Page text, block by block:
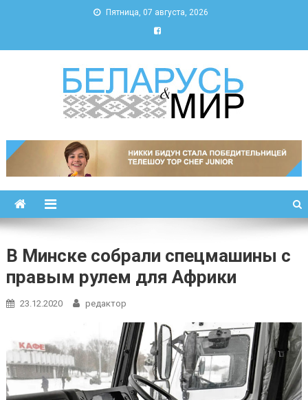
Пятница, 07 августа, 2026
Беларусь и мир
В Минске собрали спецмашины с
правым рулем для Африки
23.12.2020 редактор